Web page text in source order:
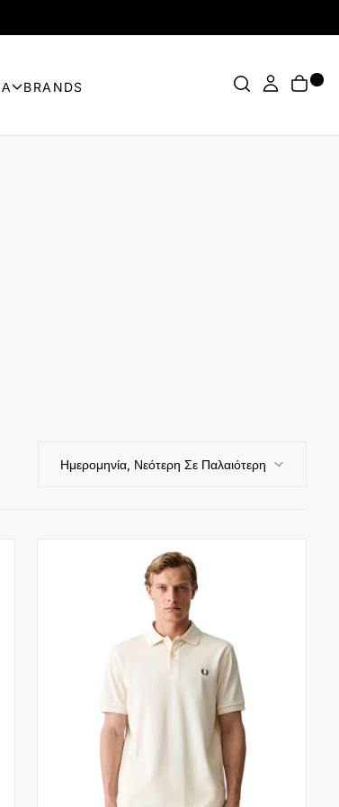
BRANDS
Ημερομηνία, Νεότερη Σε Παλαιότερη